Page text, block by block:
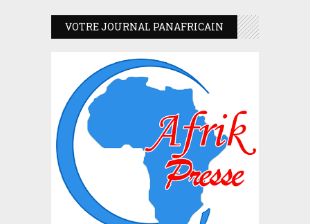
VOTRE JOURNAL PANAFRICAIN